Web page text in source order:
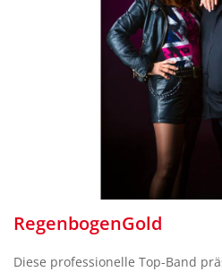
RegenbogenGold
Diese professionelle Top-Band